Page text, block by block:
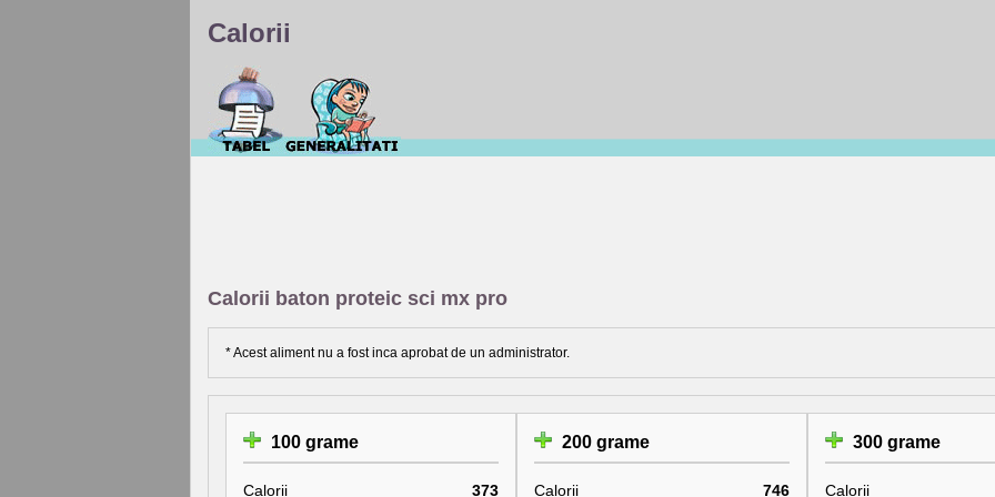
Calorii
Calorii baton proteic sci mx pro
* Acest aliment nu a fost inca aprobat de un administrator.
100 grame
Calorii 373
200 grame
Calorii 746
300 grame
Calorii